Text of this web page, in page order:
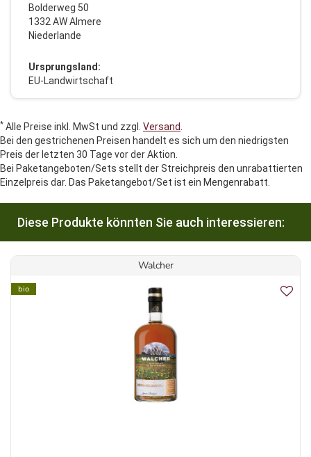
Bolderweg 50
1332 AW Almere
Niederlande
Ursprungsland:
EU-Landwirtschaft
* Alle Preise inkl. MwSt und zzgl. Versand
Bei den gestrichenen Preisen handelt es sich um den niedrigsten
Preis der letzten 30 Tage vor der Aktion.
Bei Paketangeboten/Sets stellt der Streichpreis den unrabattierten
Einzelpreis dar. Das Paketangebot/Set ist ein Mengenrabatt.
Diese Produkte könnten Sie auch interessieren:
Walcher
bio